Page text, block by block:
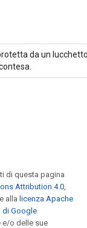
da un
di questa pagina
Attribution 4.0,
alla licenza Apache
di Google
e/o delle sue